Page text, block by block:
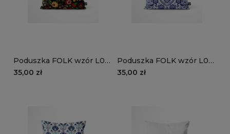
Poduszka FOLK wzór L08
| tradycyjny wzór łowicki
35,00 zł
Poduszka FOLK wzór L07
| granatowe serca i kwiaty
35,00 zł